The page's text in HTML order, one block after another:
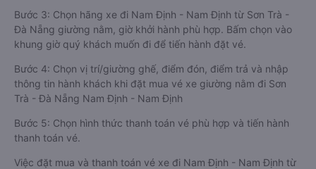
Bước 3: Chọn hãng xe đi Nam Định - Nam Định từ Sơn Trà -
Đà Nẵng giường nằm, giờ khởi hành phù hợp. Bấm chọn vào
khung giờ quý khách muốn đi để tiến hành đặt vé.
Bước 4: Chọn vị trí/giường ghế, điểm đón, điểm trả và nhập
thông tin hành khách khi đặt mua vé xe giường nằm đi Sơn
Trà - Đà Nẵng Nam Định - Nam Định
Bước 5: Chọn hình thức thanh toán vé phù hợp và tiến hành
thanh toán vé.
Việc đặt mua và thanh toán vé xe đi Nam Định - Nam Định từ